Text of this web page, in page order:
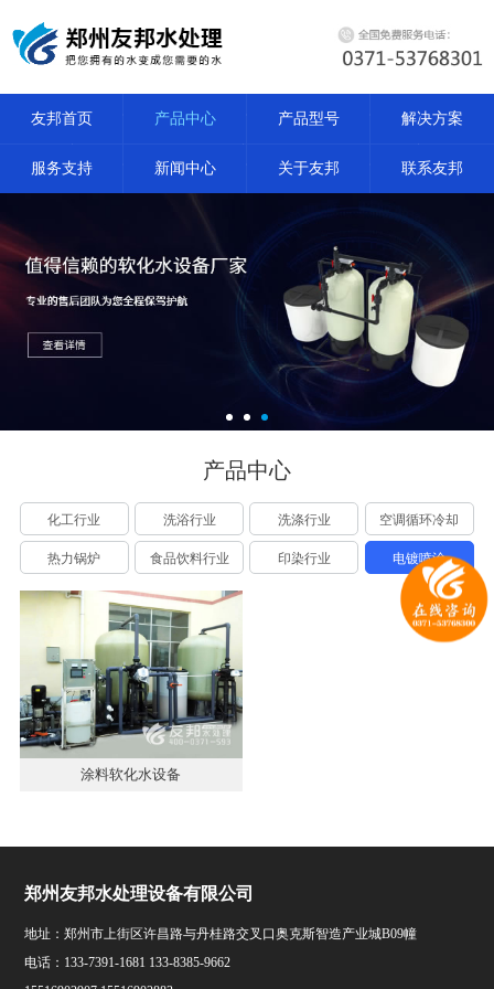
友邦首页 产品中心 产品型号 解决方案
服务支持 新闻中心 关于友邦 联系友邦
产品中心
化工行业 洗浴行业 洗涤行业 空调循环冷却
热力锅炉 食品饮料行业 印染行业 电镀喷涂
涂料软化水设备
郑州友邦水处理设备有限公司
地址：郑州市上街区许昌路与丹桂路交叉口奥克斯智造产业城B09幢
电话：133-7391-1681 133-8385-9662